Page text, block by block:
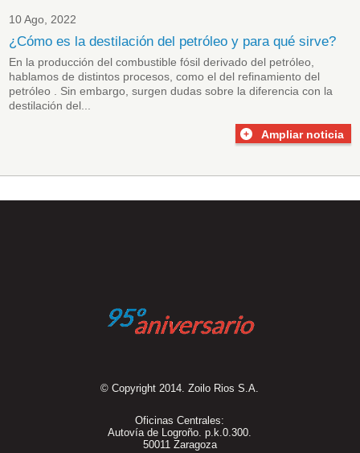
10 Ago, 2022
¿Cómo es la destilación del petróleo y para qué sirve?
En la producción del combustible fósil derivado del petróleo,
hablamos de distintos procesos, como el del refinamiento del
petróleo
. Sin embargo, surgen dudas sobre la diferencia con la
destilación del...
Ampliar noticia
© Copyright 2014. Zoilo Rios S.A.
Oficinas Centrales:
Autovía de Logroño. p.k.0.300.
50011 Zaragoza